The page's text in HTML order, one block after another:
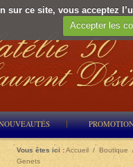
sur ce site, vous acceptez
Accepter les
Vous êtes ici :Accueil / Boutique
Genets